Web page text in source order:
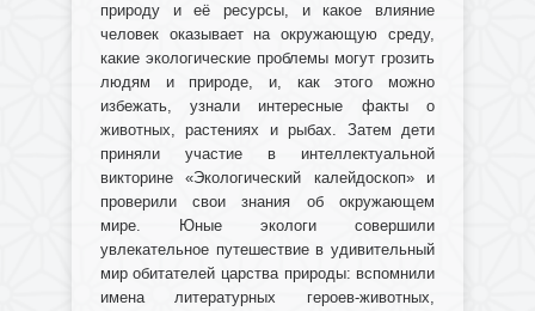
природу и её ресурсы, и какое влияние
человек оказывает на окружающую среду,
какие экологические проблемы могут грозить
людям и природе, и, как этого можно
избежать, узнали интересные факты о
животных, растениях и рыбах. Затем дети
приняли участие в интеллектуальной
викторине «Экологический калейдоскоп» и
проверили свои знания об окружающем
мире. Юные экологи совершили
увлекательное путешествие в удивительный
мир обитателей царства природы: вспомнили
имена литературных героев-животных,